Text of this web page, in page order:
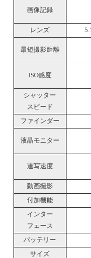
画像記録
レンズ
最短撮影距離
ISO感度
シャッター
スピード
ファインダー
液晶モニター
連写速度
動画撮影
付加機能
インター
フェース
バッテリー
サイズ